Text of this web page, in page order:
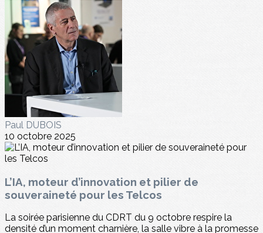
Paul DUBOIS
10 octobre 2025
L’IA, moteur d’innovation et pilier de
souveraineté pour les Telcos
La soirée parisienne du CDRT du 9 octobre respire la
densité d’un moment charnière, la salle vibre à la promesse